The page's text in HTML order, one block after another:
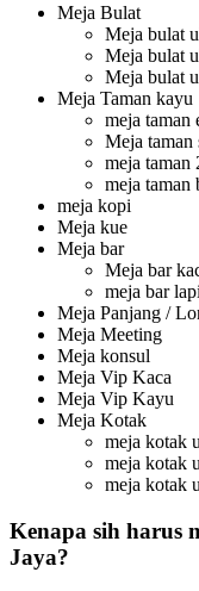
Meja Bulat
Meja bulat
Meja bulat
Meja bulat
Meja Taman kayu
meja taman
Meja taman
meja taman
meja taman
meja kopi
Meja kue
Meja bar
Meja bar
meja bar
Meja Panjang /
Meja Meeting
Meja konsul
Meja Vip Kaca
Meja Vip Kayu
Meja Kotak
meja kotak
meja kotak
meja kotak
Kenapa sih harus
Jaya?